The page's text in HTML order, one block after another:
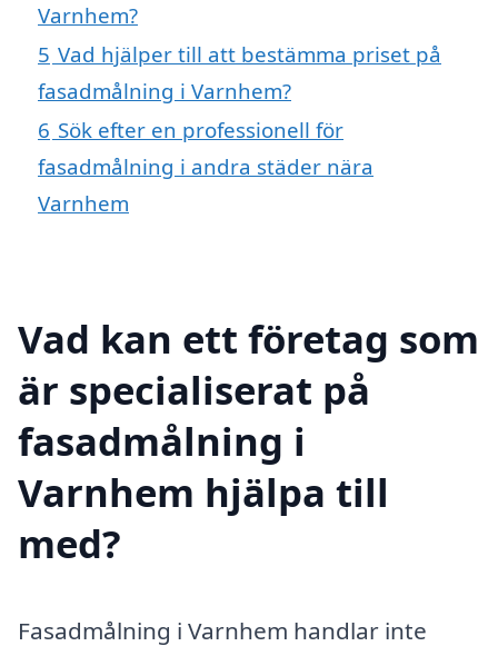
Varnhem?
5 Vad hjälper till att bestämma priset på
fasadmålning i Varnhem?
6 Sök efter en professionell för
fasadmålning i andra städer nära
Varnhem
Vad kan ett företag som
är specialiserat på
fasadmålning i
Varnhem hjälpa till
med?
Fasadmålning i Varnhem handlar inte